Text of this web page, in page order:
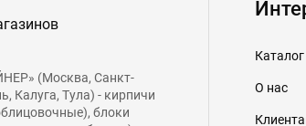
(Москва, Санкт-
Калуга, Тула) - кирпичи
блоки
О нас